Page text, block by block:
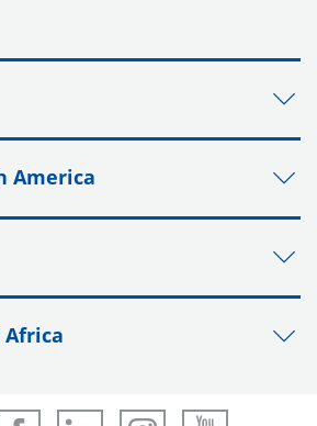
America
Africa